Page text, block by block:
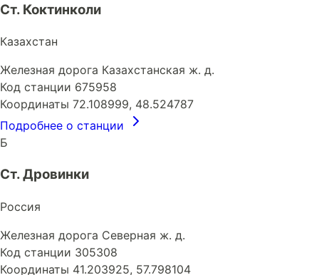
Ст. Коктинколи
Казахстан
Железная дорога Казахстанская ж. д.
Код станции 675958
Координаты 72.108999, 48.524787
Подробнее о станции
Б
Ст. Дровинки
Россия
Железная дорога Северная ж. д.
Код станции 305308
Координаты 41.203925, 57.798104